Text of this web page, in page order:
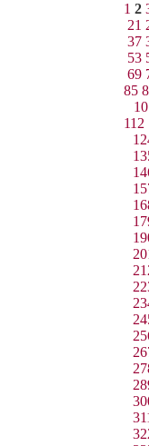
1 2
21
37
53
69
85
112